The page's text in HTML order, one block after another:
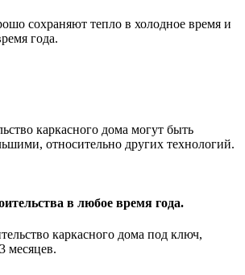
сохраняют тепло в холодное время и
года.
каркасного дома могут быть
относительно других технологий.
в любое время года.
каркасного дома под ключ,
месяцев.